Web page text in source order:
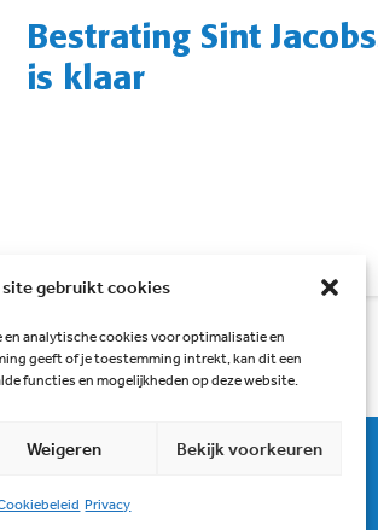
site gebruikt cookies
analytische cookies voor optimalisatie en
geeft of je toestemming intrekt, kan dit een
functies en mogelijkheden op deze website.
Weigeren Bekijk voorkeuren
Privacy
Bestrating Sint
is klaar